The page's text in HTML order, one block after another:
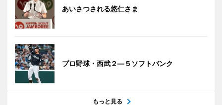
あいさつされる悠仁さま
プロ野球・西武２―５ソフトバンク
もっと見る